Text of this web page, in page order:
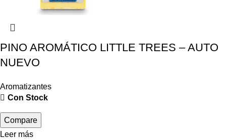
PINO AROMÁTICO LITTLE TREES – AUTO
NUEVO
Aromatizantes
Con Stock
Compare
Leer más